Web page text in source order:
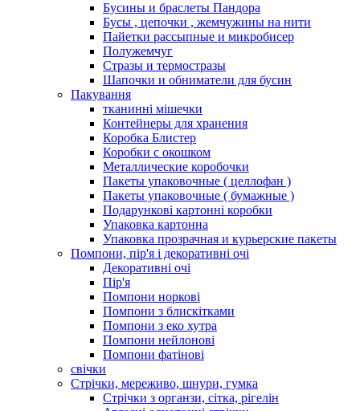
Бусины и браслеты Пандора
Бусы , цепочки , жемчужины на нити
Пайетки рассыпные и микробисер
Полужемчуг
Стразы и термостразы
Шапочки и обниматели для бусин
Пакування
тканинні мішечки
Контейнеры для хранения
Коробка Блистер
Коробки с окошком
Металлические коробочки
Пакеты упаковочные ( целлофан )
Пакеты упаковочные ( бумажные )
Подарункові картонні коробки
Упаковка картонна
Упаковка прозрачная и курьерские пакеты
Помпони, пір'я і декоративні очі
Декоративні очі
Пір'я
Помпони норкові
Помпони з блискітками
Помпони з еко хутра
Помпони нейлонові
Помпони фатінові
свічки
Стрічки, мереживо, шнури, гумка
Стрічки з органзи, сітка, рігелін